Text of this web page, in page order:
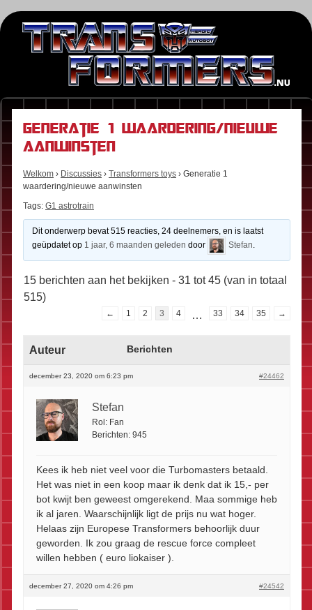
Generatie 1 waardering/nieuwe
aanwinsten
Welkom › Discussies › Transformers toys › Generatie 1
waardering/nieuwe aanwinsten
Tags: G1 astrotrain
Dit onderwerp bevat 515 reacties, 24 deelnemers, en is laatst
geüpdatet op 1 jaar, 6 maanden geleden door Stefan.
15 berichten aan het bekijken - 31 tot 45 (van in totaal
515)
← 1 2 3 4 … 33 34 35 →
Auteur Berichten
december 23, 2020 om 6:23 pm #24462
Stefan
Rol: Fan
Berichten: 945
Kees ik heb niet veel voor die Turbomasters betaald.
Het was niet in een koop maar ik denk dat ik 15,- per
bot kwijt ben geweest omgerekend. Maa sommige heb
ik al jaren. Waarschijnlijk ligt de prijs nu wat hoger.
Helaas zijn Europese Transformers behoorlijk duur
geworden. Ik zou graag de rescue force compleet
willen hebben ( euro liokaiser ).
december 27, 2020 om 4:26 pm #24542